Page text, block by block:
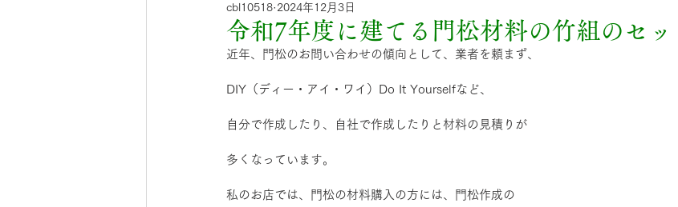
青竹入荷のお知らせ 門松
令和7年度に建てる門松材料の竹組のセッ
cbl10518 2024年12月3日
近年、門松のお問い合わせの傾向として、業者を頼まず、
DIY（ディー・アイ・ワイ）Do It Yourselfなど、
自分で作成したり、自社で作成したりと材料の見積りが
多くなっています。
私のお店では、門松の材料購入の方には、門松作成の